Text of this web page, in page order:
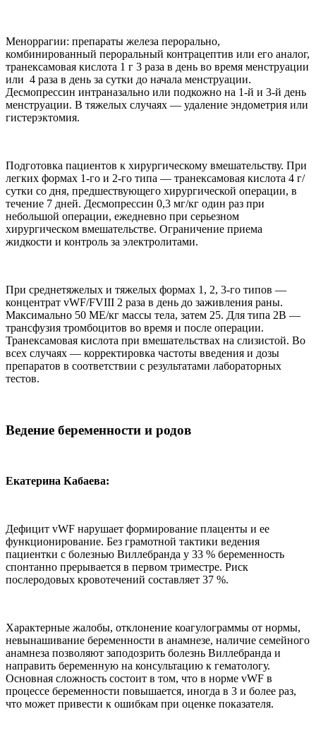
Меноррагии: препараты железа перорально,
комбинированный пероральный контрацептив или его аналог,
транексамовая кислота 1 г 3 раза в день во время менструации
или 4 раза в день за сутки до начала менструации.
Десмопрессин интраназально или подкожно на 1-й и 3-й день
менструации. В тяжелых случаях — удаление эндометрия или
гистерэктомия.
Подготовка пациентов к хирургическому вмешательству. При
легких формах 1-го и 2-го типа — транексамовая кислота 4 г/
сутки со дня, предшествующего хирургической операции, в
течение 7 дней. Десмопрессин 0,3 мг/кг один раз при
небольшой операции, ежедневно при серьезном
хирургическом вмешательстве. Ограничение приема
жидкости и контроль за электролитами.
При среднетяжелых и тяжелых формах 1, 2, 3-го типов —
концентрат vWF/FVIII 2 раза в день до заживления раны.
Максимально 50 МЕ/кг массы тела, затем 25. Для типа 2В —
трансфузия тромбоцитов во время и после операции.
Транексамовая кислота при вмешательствах на слизистой. Во
всех случаях — корректировка частоты введения и дозы
препаратов в соответствии с результатами лабораторных
тестов.
Ведение беременности и родов
Екатерина Кабаева:
Дефицит vWF нарушает формирование плаценты и ее
функционирование. Без грамотной тактики ведения
пациентки с болезнью Виллебранда у 33 % беременность
спонтанно прерывается в первом триместре. Риск
послеродовых кровотечений составляет 37 %.
Характерные жалобы, отклонение коагулограммы от нормы,
невынашивание беременности в анамнезе, наличие семейного
анамнеза позволяют заподозрить болезнь Виллебранда и
направить беременную на консультацию к гематологу.
Основная сложность состоит в том, что в норме vWF в
процессе беременности повышается, иногда в 3 и более раз,
что может привести к ошибкам при оценке показателя.